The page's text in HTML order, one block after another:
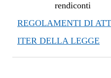
rendiconti
REGOLAMENTI DI
ITER DELLA LEGGE